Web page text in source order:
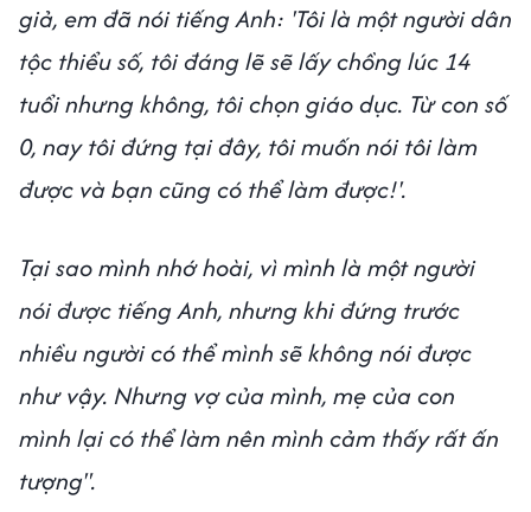
giả, em đã nói tiếng Anh: 'Tôi là một người dân
tộc thiểu số, tôi đáng lẽ sẽ lấy chồng lúc 14
tuổi nhưng không, tôi chọn giáo dục. Từ con số
0, nay tôi đứng tại đây, tôi muốn nói tôi làm
được và bạn cũng có thể làm được!'.
Tại sao mình nhớ hoài, vì mình là một người
nói được tiếng Anh, nhưng khi đứng trước
nhiều người có thể mình sẽ không nói được
như vậy. Nhưng vợ của mình, mẹ của con
mình lại có thể làm nên mình cảm thấy rất ấn
tượng".